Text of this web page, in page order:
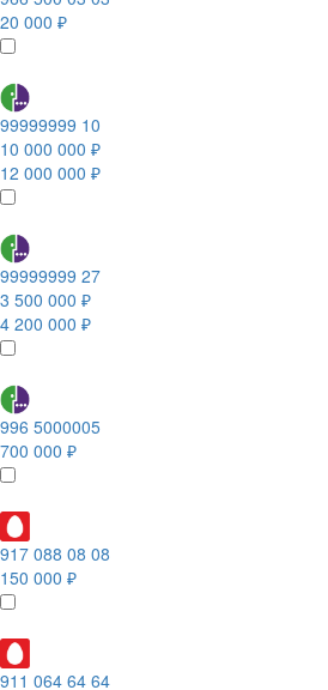
20 000 ₽
99999999 10
10 000 000 ₽
12 000 000 ₽
99999999 27
3 500 000 ₽
4 200 000 ₽
996 5000005
700 000 ₽
917 088 08 08
150 000 ₽
911 064 64 64